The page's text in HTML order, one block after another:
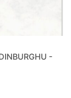
-